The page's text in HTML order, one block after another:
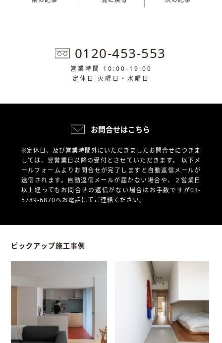
0120-453-553
営業時間 10:00-19:00
定休日 火曜日・水曜日
お問合せはこちら
※定休日、及び営業時間外にいただきましたお問合せにつきま
しては、翌営業日以降の受付とさせていただきます。 以下メ
ールフォームよりお問合せが完了しますと自動返信メールが
送信されます。自動返信メールが届かない場合や、
２営業日
以上経ってもお問合せの返信がない場合はお手数ですが03-
5789-6870へお電話にてご連絡ください。
ピックアップ施工事例